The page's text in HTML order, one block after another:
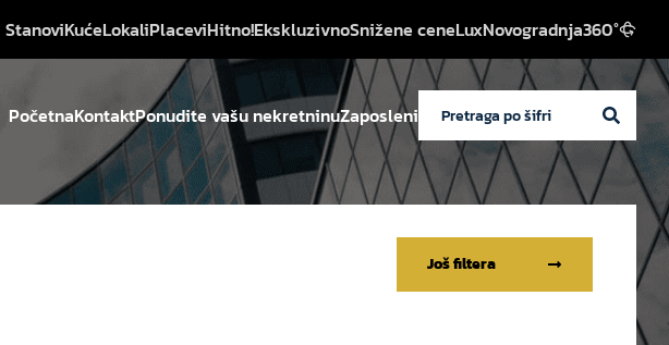
StanoviKućeLokaliPlaceviHitno!EkskluzivnoSnižene ceneLuxNovogradnja360°
PočetnaKontaktPonudite vašu nekretninuZaposleni
Još filtera